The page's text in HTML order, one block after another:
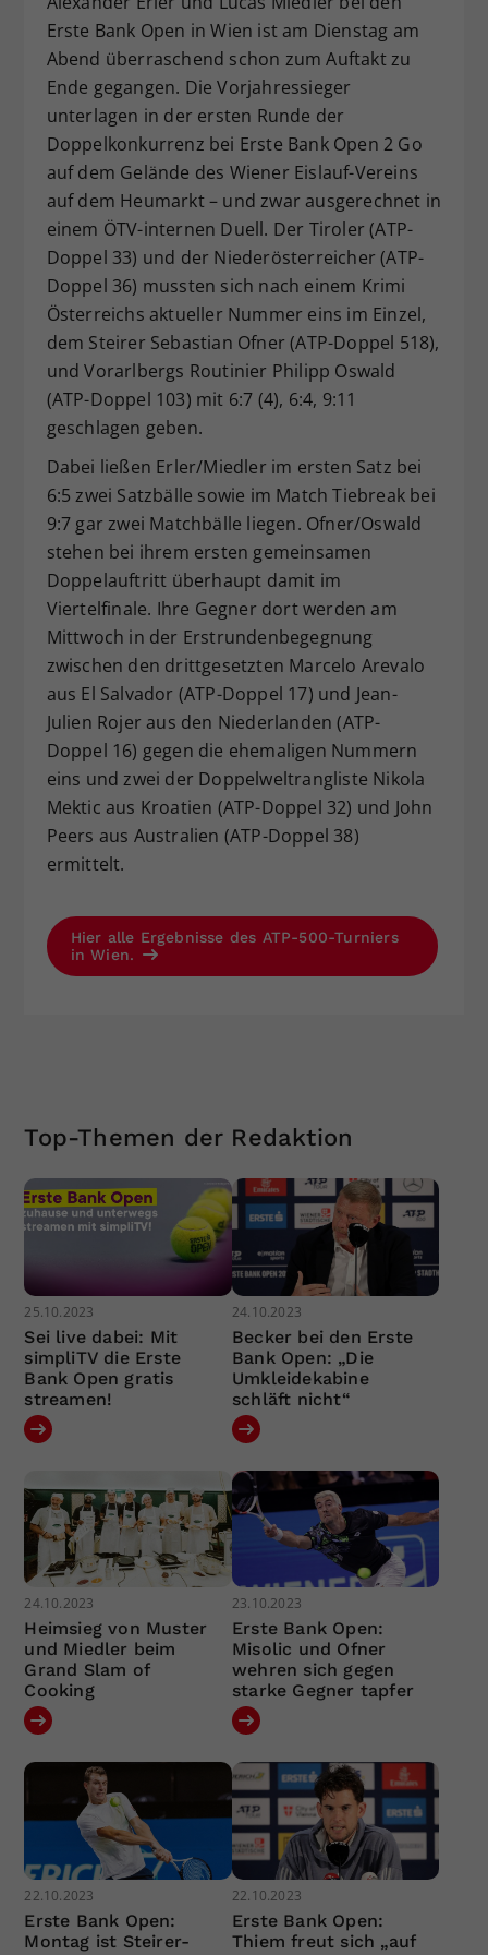
Erste Bank Open in Wien ist am Dienstag am
Abend überraschend schon zum Auftakt zu
Ende gegangen. Die Vorjahressieger
unterlagen in der ersten Runde der
Doppelkonkurrenz bei Erste Bank Open 2 Go
auf dem Gelände des Wiener Eislauf-Vereins
auf dem Heumarkt – und zwar ausgerechnet in
einem ÖTV-internen Duell. Der Tiroler (ATP-
Doppel 33) und der Niederösterreicher (ATP-
Doppel 36) mussten sich nach einem Krimi
Österreichs aktueller Nummer eins im Einzel,
dem Steirer Sebastian Ofner (ATP-Doppel 518),
und Vorarlbergs Routinier Philipp Oswald
(ATP-Doppel 103) mit 6:7 (4), 6:4, 9:11
geschlagen geben.
Dabei ließen Erler/Miedler im ersten Satz bei
6:5 zwei Satzbälle sowie im Match Tiebreak bei
9:7 gar zwei Matchbälle liegen. Ofner/Oswald
stehen bei ihrem ersten gemeinsamen
Doppelauftritt überhaupt damit im
Viertelfinale. Ihre Gegner dort werden am
Mittwoch in der Erstrundenbegegnung
zwischen den drittgesetzten Marcelo Arevalo
aus El Salvador (ATP-Doppel 17) und Jean-
Julien Rojer aus den Niederlanden (ATP-
Doppel 16) gegen die ehemaligen Nummern
eins und zwei der Doppelweltrangliste Nikola
Mektic aus Kroatien (ATP-Doppel 32) und John
Peers aus Australien (ATP-Doppel 38)
ermittelt.
Hier alle Ergebnisse des ATP-500-Turniers
in Wien.
Top-Themen der Redaktion
25.10.2023
Sei live dabei: Mit
simpliTV die Erste
Bank Open gratis
streamen!
24.10.2023
Becker bei den Erste
Bank Open: „Die
Umkleidekabine
schläft nicht“
24.10.2023
Heimsieg von Muster
und Miedler beim
Grand Slam of
Cooking
23.10.2023
Erste Bank Open:
Misolic und Ofner
wehren sich gegen
starke Gegner tapfer
22.10.2023
Erste Bank Open:
Montag ist Steirer-
22.10.2023
Erste Bank Open:
Thiem freut sich „auf
Zweck
Dieser Wert speichert Ihre Consent-
Einstellungen. Unter anderem eine
historische Speicherung Ihrer
vorgenommen Einstellungen, falls der
Webseiten-Betreiber dies eingestellt
hat.